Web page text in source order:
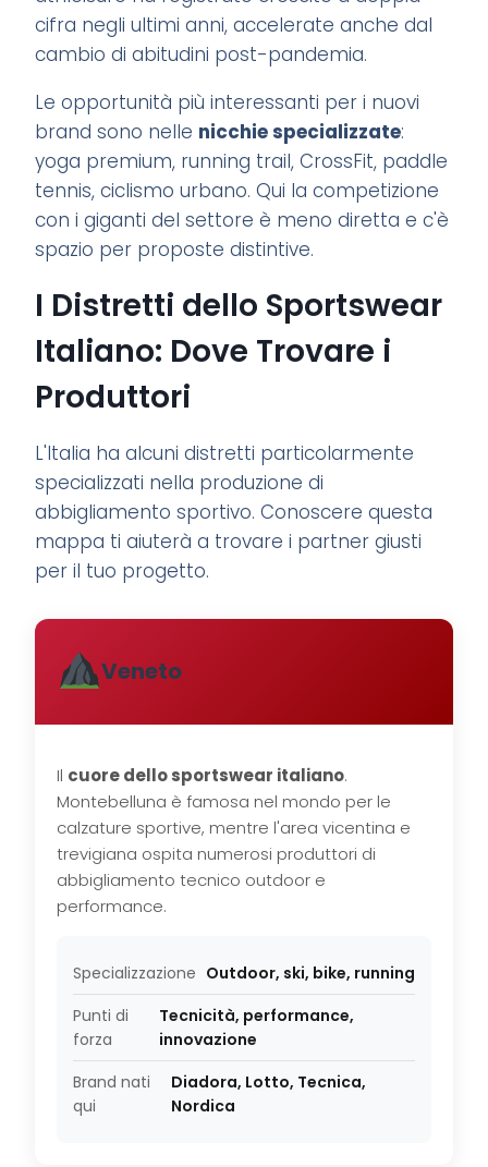
cifra negli ultimi anni, accelerate anche dal
cambio di abitudini post-pandemia.
Le opportunità più interessanti per i nuovi
brand sono nelle nicchie specializzate:
yoga premium, running trail, CrossFit, paddle
tennis, ciclismo urbano. Qui la competizione
con i giganti del settore è meno diretta e c'è
spazio per proposte distintive.
I Distretti dello Sportswear
Italiano: Dove Trovare i
Produttori
L'Italia ha alcuni distretti particolarmente
specializzati nella produzione di
abbigliamento sportivo. Conoscere questa
mappa ti aiuterà a trovare i partner giusti
per il tuo progetto.
Veneto
Il cuore dello sportswear italiano.
Montebelluna è famosa nel mondo per le
calzature sportive, mentre l'area vicentina e
trevigiana ospita numerosi produttori di
abbigliamento tecnico outdoor e
performance.
Specializzazione Outdoor, ski, bike, running
Punti di
forza
Tecnicità, performance,
innovazione
Brand nati
qui
Diadora, Lotto, Tecnica,
Nordica